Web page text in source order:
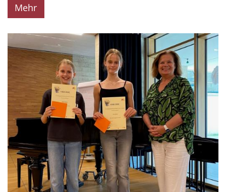
Mehr